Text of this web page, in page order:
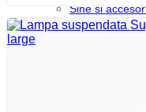
Sine si
Iluminat Industrial